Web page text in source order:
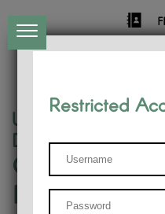
University of Liège
Départment of
Center for
Research
Restricted